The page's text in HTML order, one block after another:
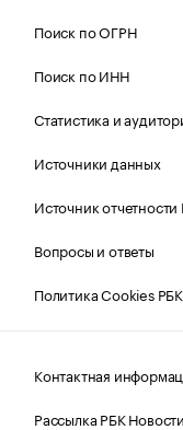
Поиск по ОГРН
Поиск по ИНН
Статистика и
Источники данных
Источник
Вопросы и ответы
Политика Cookies РБК
Контактная
Рассылка РБК Новости